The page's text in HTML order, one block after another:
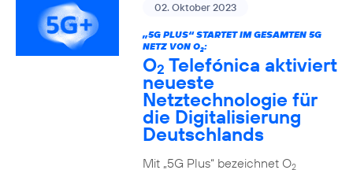
02. Oktober 2023
„5G PLUS“ STARTET IM GESAMTEN 5G
NETZ VON O2:
O2 Telefónica aktiviert
neueste
Netztechnologie für
die Digitalisierung
Deutschlands
Mit „5G Plus“ bezeichnet O2